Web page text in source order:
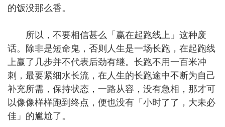
的饭没那么香。
所以，不要相信甚么「赢在起跑线上」这种废
话。除非是短命鬼，否则人生是一场长跑，在起跑线
上赢了几步并不代表后劲有继。长跑不用一百米冲
刺，最要紧细水长流，在人生的长跑途中不断为自己
补充所需，保持状态，一路从容，没有急相，那才可
以像像样样跑到终点，便也没有「小时了了，大未必
佳」的尴尬了。